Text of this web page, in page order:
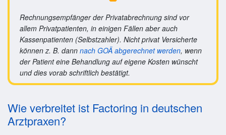
Rechnungsempfänger der Privatabrechnung sind vor
allem Privatpatienten, in einigen Fällen aber auch
Kassenpatienten (Selbstzahler). Nicht privat Versicherte
können z. B. dann nach GOÄ abgerechnet werden, wenn
der Patient eine Behandlung auf eigene Kosten wünscht
und dies vorab schriftlich bestätigt.
Wie verbreitet ist Factoring in deutschen
Arztpraxen?